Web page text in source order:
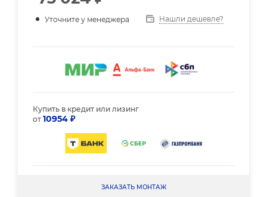
Уточните у менеджера Нашли дешевле?
Купить в кредит или лизинг
от 10954 ₽
ЗАКАЗАТЬ МОНТАЖ